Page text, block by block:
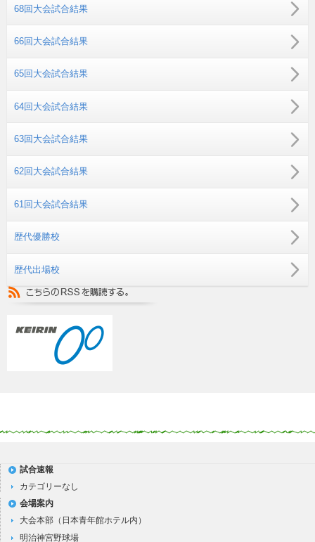
68回大会試合結果
66回大会試合結果
65回大会試合結果
64回大会試合結果
63回大会試合結果
62回大会試合結果
61回大会試合結果
歴代優勝校
歴代出場校
試合速報
カテゴリーなし
会場案内
大会本部（日本青年館ホテル内）
明治神宮野球場